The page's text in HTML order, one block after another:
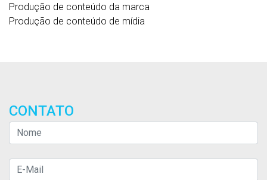
Produção de conteúdo da marca
Produção de conteúdo de mídia
CONTATO